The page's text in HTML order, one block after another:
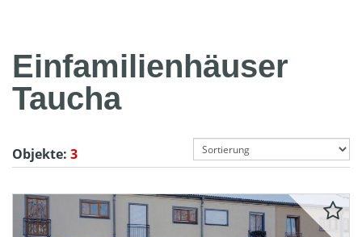
Einfamilienhäuser
Taucha
Objekte: 3